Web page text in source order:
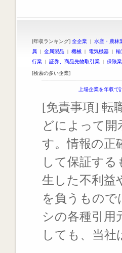
[年収ランキング] 全企業 | 水産・農林
属 | 金属製品 | 機械 | 電気機器 | 輸
行業 | 証券、商品先物取引業 | 保険業
[検索の多い企業]
上場企業を年収で
[免責事項] 転
どによって
す。情報の正
して保証す
生した不利益
を負うもの
シの各種引用
しても、当